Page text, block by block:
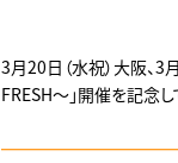
3月20日（水祝）大阪、
FRESH～」開催を記念